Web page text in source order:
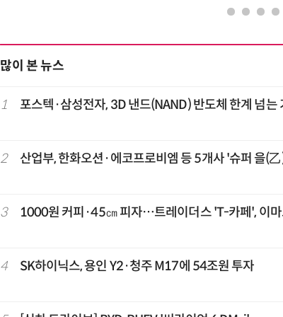
많이 본 뉴스
1 포스텍·삼성전자, 3D 낸드(NAND) 반도체 한계 넘는
2 산업부, 한화오션·에코프로비엠 등 5개사 '슈퍼 을(
3 1000원 커피·45㎝ 피자…트레이더스 'T-카페', 이마
4 SK하이닉스, 용인 Y2·청주 M17에 54조원 투자